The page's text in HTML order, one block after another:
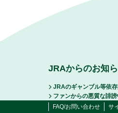
JRAからのお知
JRAのギャンブル等依
ファンからの悪質な誹
FAQ/お問い合わせ
サ